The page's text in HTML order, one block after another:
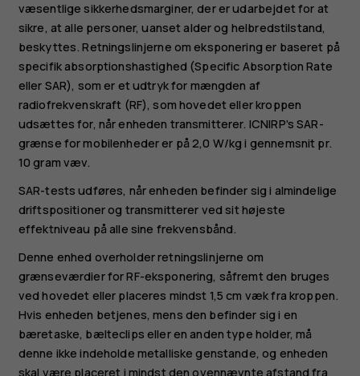
væsentlige sikkerhedsmarginer, der er udarbejdet for at
sikre, at alle personer, uanset alder og helbredstilstand,
beskyttes. Retningslinjerne om eksponering er baseret på
specifik absorptionshastighed (Specific Absorption Rate
eller SAR), som er et udtryk for mængden af
radiofrekvenskraft (RF), som hovedet eller kroppen
udsættes for, når enheden transmitterer. ICNIRP's SAR-
grænse for mobilenheder er på 2,0 W/kg i gennemsnit pr.
10 gram væv.
SAR-tests udføres, når enheden befinder sig i almindelige
driftspositioner og transmitterer ved sit højeste
effektniveau på alle sine frekvensbånd.
Denne enhed overholder retningslinjerne om
grænseværdier for RF-eksponering, såfremt den bruges
ved hovedet eller placeres mindst 1,5 cm væk fra kroppen.
Hvis enheden betjenes, mens den befinder sig i en
bæretaske, bælteclips eller en anden type holder, må
denne ikke indeholde metalliske genstande, og enheden
skal være placeret i mindst den ovennævnte afstand fra